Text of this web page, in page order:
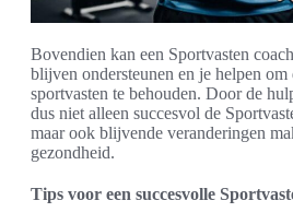
Bovendien kan een Sportvasten
blijven ondersteunen en je helpen
sportvasten te behouden. Door de
dus niet alleen succesvol de
maar ook blijvende veranderingen
gezondheid.
Tips voor een succesvolle